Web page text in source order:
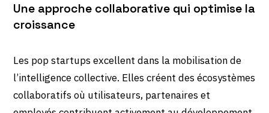
Une approche collaborative qui optimise la
croissance
Les pop startups excellent dans la mobilisation de
l’intelligence collective. Elles créent des écosystèmes
collaboratifs où utilisateurs, partenaires et